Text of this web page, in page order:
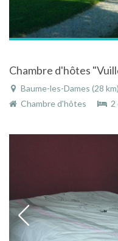
Baume-les-Dames (28 km),
Chambre d'hôtes
2